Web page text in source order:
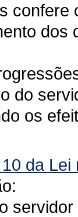
confere
dos
do
os
da